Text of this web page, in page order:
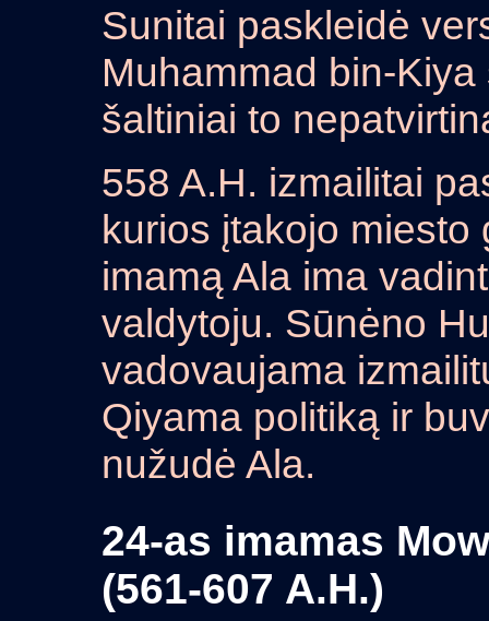
Sunitai paskleidė
Muhammad bin-
šaltiniai to
558 A.H. izmailitai
kurios įtakojo
imamą Ala ima
valdytoju. Sūnėno
vadovaujama
Qiyama politiką ir
nužudė Ala.
24-as imamas
(561-607 A.H.)